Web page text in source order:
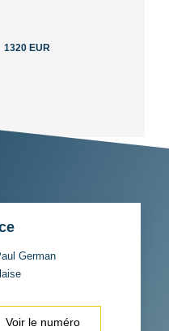
1320 EUR
German
Voir le numéro